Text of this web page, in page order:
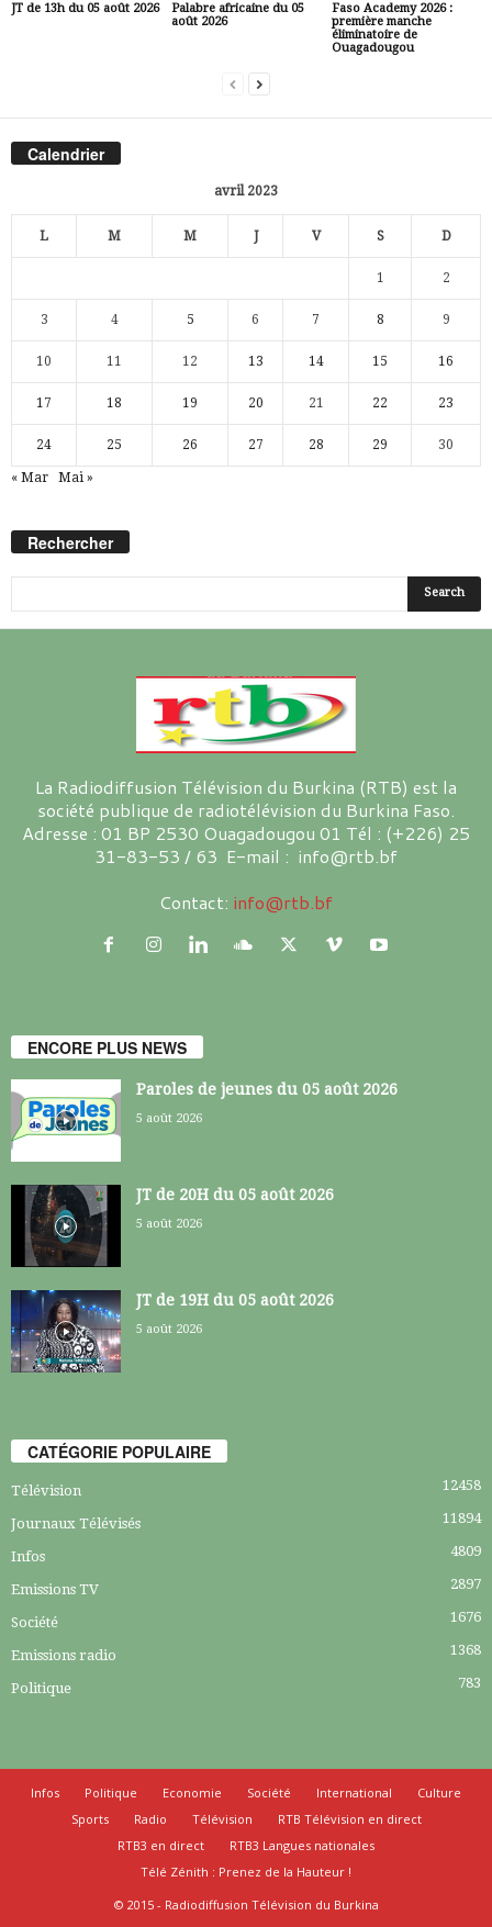
JT de 13h du 05 août 2026
Palabre africaine du 05
août 2026
Faso Academy 2026 :
première manche
éliminatoire de
Ouagadougou
Calendrier
avril 2023
L M M J V S D
1 2
3 4 5 6 7 8 9
10 11 12 13 14 15 16
17 18 19 20 21 22 23
24 25 26 27 28 29 30
« Mar Mai »
Rechercher
La Radiodiffusion Télévision du Burkina (RTB) est la
société publique de radiotélévision du Burkina Faso.
Adresse : 01 BP 2530 Ouagadougou 01 Tél : (+226) 25
31-83-53 / 63 E-mail : info@rtb.bf
Contact: info@rtb.bf
ENCORE PLUS NEWS
Paroles de jeunes du 05 août 2026
5 août 2026
JT de 20H du 05 août 2026
5 août 2026
JT de 19H du 05 août 2026
5 août 2026
CATÉGORIE POPULAIRE
Télévision 12458
Journaux Télévisés 11894
Infos 4809
Emissions TV 2897
Société 1676
Emissions radio 1368
Politique 783
Infos Politique Economie Société International
Culture
Sports
Radio Télévision
RTB Télévision en direct
RTB3 en direct
RTB3 Langues nationales
Télé Zénith : Prenez de la Hauteur !
© 2015 - Radiodiffusion Télévision du Burkina